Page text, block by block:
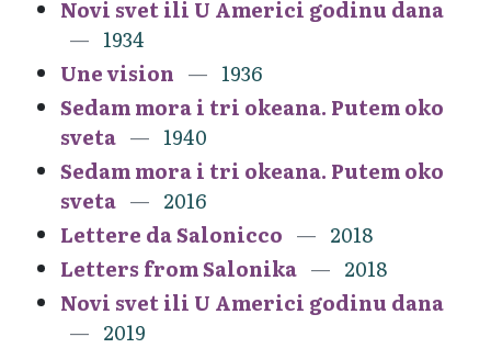
Novi svet ili U Americi godinu dana
1934
Une vision
1936
Sedam mora i tri okeana. Putem oko
sveta
1940
Sedam mora i tri okeana. Putem oko
sveta
2016
Lettere da Salonicco
2018
Letters from Salonika
2018
Novi svet ili U Americi godinu dana
2019